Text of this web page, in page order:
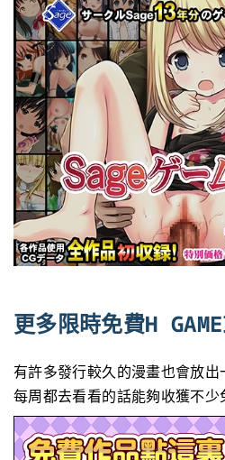
更多限時免費H
有許多發行較久的漫畫也會放出
每周都去看看的話能夠收獲不少